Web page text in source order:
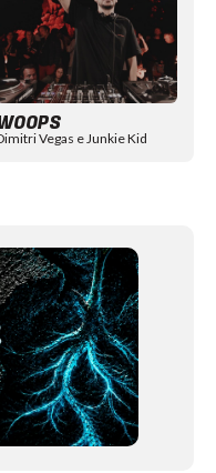
Vegas e Junkie Kid